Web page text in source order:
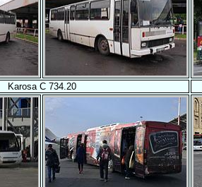
Karosa C 734.20